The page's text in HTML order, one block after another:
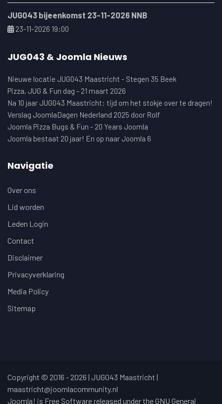
JUG043 bijeenkomst 23-11-2026 NNB
23-11-2026 19:00
JUG043 & Joomla Nieuws
Nieuwe locatie JUG043 Maastricht - Stegen 35 Beek
Pizza, JUG & Fun dag - 21 maart 2026
Na 10 jaar JUG043 Maastricht: tijd om het stokje over te dragen!
Verslag JoomlaDagen Nederland 2025 door Rolf
Joomla Pizza Bugs & Fun - 20 Years Joomla
Joomla bestaat 20 jaar! En op naar Joomla 6
Navigatie
Over ons
Lid worden
Leden Login
Contact
Disclaimer
Privacyverklaring
Media Policy
Sitemap
Copyright © 2016 - 2026 | JUG043 Maastricht |
maastricht@joomlacommunity.nl
Joomla! is Free Software released under the GNU General